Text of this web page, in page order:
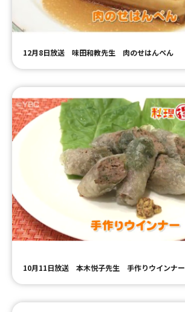
12月8日放送 味田和教先生 肉のせはんぺん
10月11日放送 本木悦子先生 手作りウインナー